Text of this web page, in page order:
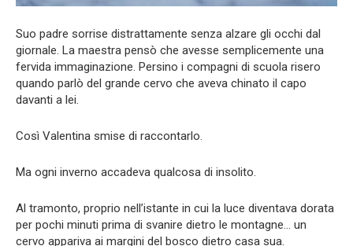
Suo padre sorrise distrattamente senza alzare gli occhi dal
giornale. La maestra pensò che avesse semplicemente una
fervida immaginazione. Persino i compagni di scuola risero
quando parlò del grande cervo che aveva chinato il capo
davanti a lei.
Così Valentina smise di raccontarlo.
Ma ogni inverno accadeva qualcosa di insolito.
Al tramonto, proprio nell’istante in cui la luce diventava dorata
per pochi minuti prima di svanire dietro le montagne… un
cervo appariva ai margini del bosco dietro casa sua.